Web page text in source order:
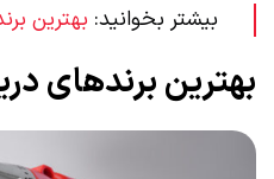
بیشتر بخوانید: بهترین
بهترین برندهای